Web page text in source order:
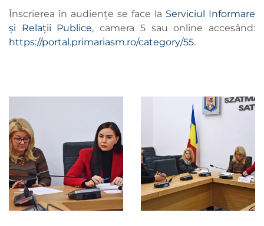
Înscrierea în audiențe se face la Serviciul Informare
și Relații Publice, camera 5 sau online accesând:
https://portal.primariasm.ro/category/55.